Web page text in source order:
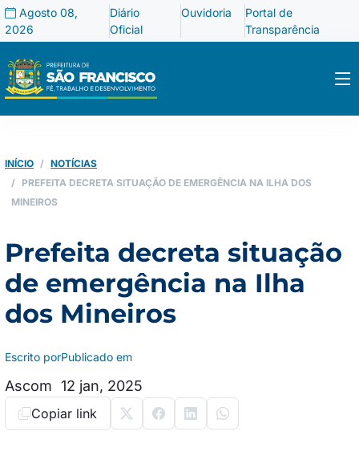
Agosto 08,
2026
Diário
Oficial
Ouvidoria
Portal de
Transparência
INÍCIO
NOTÍCIAS
PREFEITA DECRETA SITUAÇÃO DE EMERGÊNCIA NA ILHA DOS
MINEIROS
Prefeita decreta situação
de emergência na Ilha
dos Mineiros
Escrito por
Ascom
Publicado em
12 jan, 2025
Copiar link